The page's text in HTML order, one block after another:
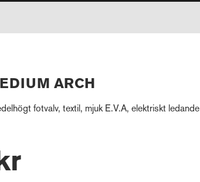
ARCH
fotvalv, textil, mjuk E.V.A, elektriskt ledande